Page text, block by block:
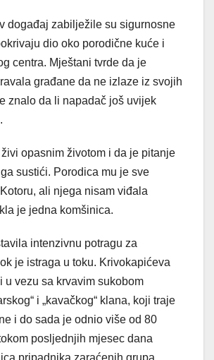
događaj zabilježile su sigurnosne
dio oko porodične kuće i
centra. Mještani tvrde da je
građane da ne izlaze iz svojih
znalo da li napadač još uvijek
opasnim životom i da je pitanje
sustići. Porodica mu je sve
ali njega nisam viđala
je jedna komšinica.
intenzivnu potragu za
je istraga u toku. Krivokapićeva
u vezu sa krvavim sukobom
i „kavačkog“ klana, koji traje
i do sada je odnio više od 80
posljednjih mjesec dana
pripadnika zaraćenih grupa,